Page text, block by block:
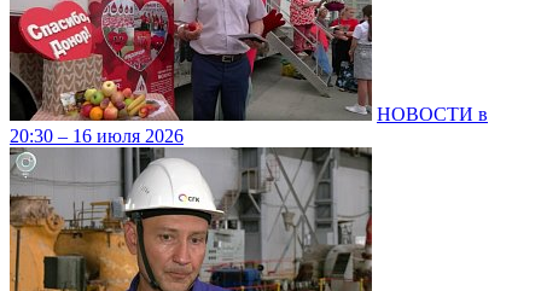
НОВОСТИ в
20:30 – 16 июля 2026